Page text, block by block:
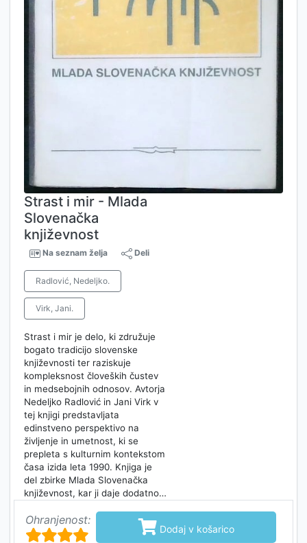
Strast i mir - Mlada
Slovenačka
književnost
Na seznam želja Deli
Radlović, Nedeljko.
Virk, Jani.
Strast i mir je delo, ki združuje
bogato tradicijo slovenske
književnosti ter raziskuje
kompleksnost človeških čustev
in medsebojnih odnosov. Avtorja
Nedeljko Radlović in Jani Virk v
tej knjigi predstavljata
edinstveno perspektivo na
življenje in umetnost, ki se
prepleta s kulturnim kontekstom
časa izida leta 1990. Knjiga je
del zbirke Mlada Slovenačka
književnost, kar ji daje dodatno…
Ohranjenost:  Dodaj v košarico